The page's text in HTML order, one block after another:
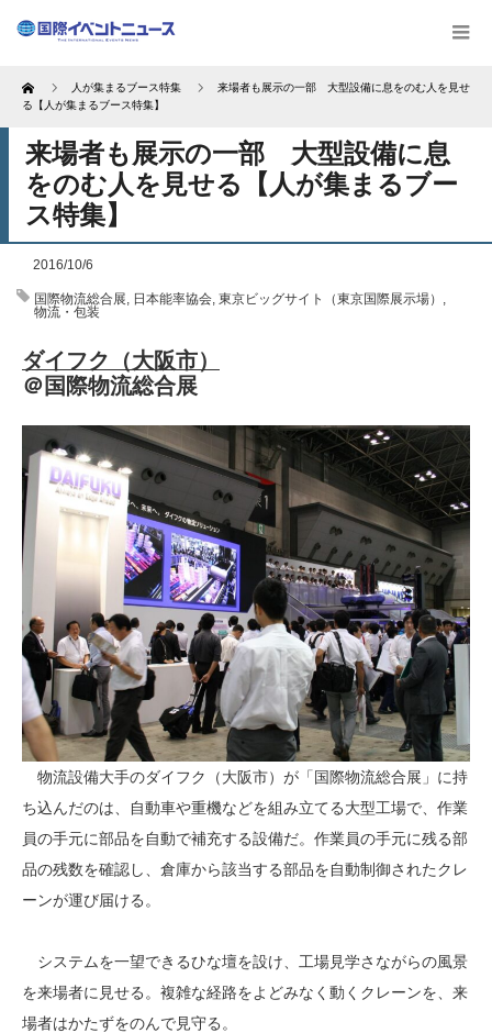
Home 人が集まるブース特集
来場者も展示の一部 大型設備に息をのむ人を見せ
る【人が集まるブース特集】
来場者も展示の一部 大型設備に息
をのむ人を見せる【人が集まるブー
ス特集】
2016/10/6
国際物流総合展, 日本能率協会, 東京ビッグサイト（東京国際展示場） ,
物流・包装
ダイフク（大阪市）
＠国際物流総合展
物流設備大手のダイフク（大阪市）が「国際物流総合展」に持
ち込んだのは、自動車や重機などを組み立てる大型工場で、作業
員の手元に部品を自動で補充する設備だ。作業員の手元に残る部
品の残数を確認し、倉庫から該当する部品を自動制御されたクレ
ーンが運び届ける。
システムを一望できるひな壇を設け、工場見学さながらの風景
を来場者に見せる。複雑な経路をよどみなく動くクレーンを、来
場者はかたずをのんで見守る。